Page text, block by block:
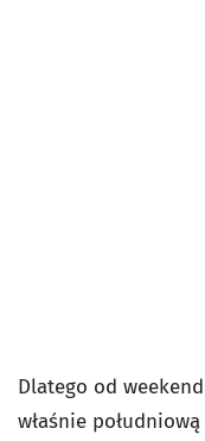
Dlatego od
właśnie